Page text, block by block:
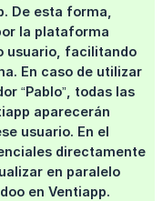
De esta forma,
la plataforma
usuario, facilitando
En caso de utilizar
“Pablo”, todas las
aparecerán
usuario. En el
directamente
en paralelo
en Ventiapp.